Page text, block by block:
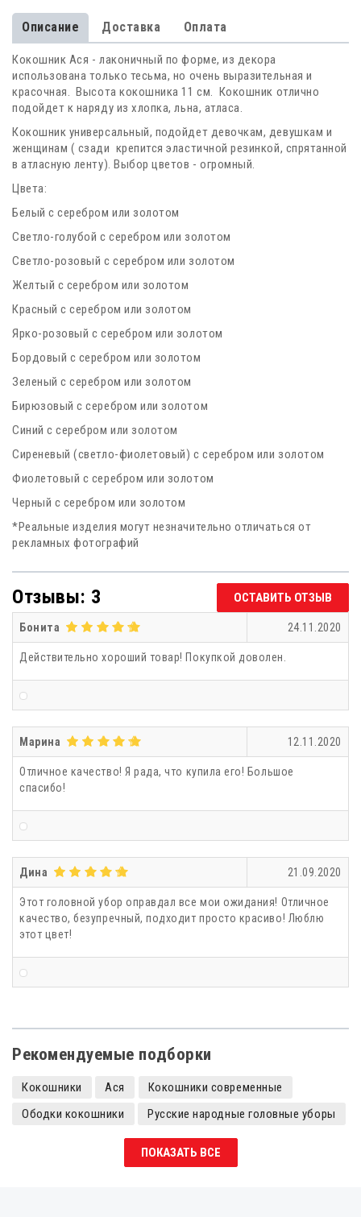
Описание Доставка Оплата
Кокошник Ася - лаконичный по форме, из декора
использована только тесьма, но очень выразительная и
красочная. Высота кокошника 11 см. Кокошник отлично
подойдет к наряду из хлопка, льна, атласа.
Кокошник универсальный, подойдет девочкам, девушкам и
женщинам ( сзади крепится эластичной резинкой, спрятанной
в атласную ленту). Выбор цветов - огромный.
Цвета:
Белый с серебром или золотом
Светло-голубой с серебром или золотом
Светло-розовый с серебром или золотом
Желтый с серебром или золотом
Красный с серебром или золотом
Ярко-розовый с серебром или золотом
Бордовый с серебром или золотом
Зеленый с серебром или золотом
Бирюзовый с серебром или золотом
Синий с серебром или золотом
Сиреневый (светло-фиолетовый) с серебром или золотом
Фиолетовый с серебром или золотом
Черный с серебром или золотом
*Реальные изделия могут незначительно отличаться от
рекламных фотографий
Отзывы: 3 ОСТАВИТЬ ОТЗЫВ
Бонита 24.11.2020
Действительно хороший товар! Покупкой доволен.
Марина 12.11.2020
Отличное качество! Я рада, что купила его! Большое
спасибо!
Дина 21.09.2020
Этот головной убор оправдал все мои ожидания! Отличное
качество, безупречный, подходит просто красиво! Люблю
этот цвет!
Рекомендуемые подборки
Кокошники Ася
Кокошники современные
Ободки кокошники
Русские народные головные уборы
Кокошники детские
ПОКАЗАТЬ ВСЕ